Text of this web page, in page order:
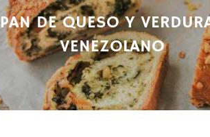
PAN DE QUESO Y
VENEZOLANO